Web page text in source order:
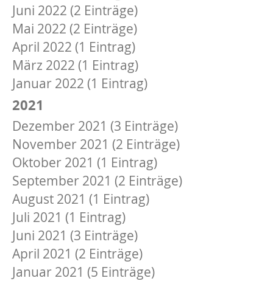
Juni 2022 (2 Einträge)
Mai 2022 (2 Einträge)
April 2022 (1 Eintrag)
März 2022 (1 Eintrag)
Januar 2022 (1 Eintrag)
2021
Dezember 2021 (3 Einträge)
November 2021 (2 Einträge)
Oktober 2021 (1 Eintrag)
September 2021 (2 Einträge)
August 2021 (1 Eintrag)
Juli 2021 (1 Eintrag)
Juni 2021 (3 Einträge)
April 2021 (2 Einträge)
Januar 2021 (5 Einträge)